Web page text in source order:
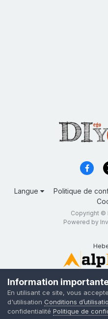
Langue Politique de
Copyright ©
Powered by
Information
En utilisant ce site, vous
d'utilisation Conditions
confidentialité Politique de